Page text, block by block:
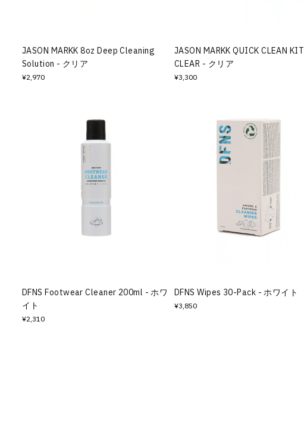
JASON MARKK 8oz Deep Cleaning
Solution - クリア
¥2,970
JASON MARKK QUICK CLEAN KIT
CLEAR - クリア
¥3,300
DFNS Footwear Cleaner 200ml - ホワ
イト
¥2,310
DFNS Wipes 30-Pack - ホワイト
¥3,850